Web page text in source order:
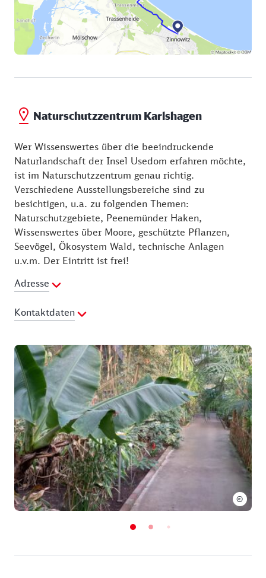
entdecken vielleicht das ein oder andere Tier und
Pflänzchen, das Ihnen sonst entgangen wäre.
Naturschutzzentrum Karlshagen
Wer Wissenswertes über die beeindruckende
Naturlandschaft der Insel Usedom erfahren möchte,
ist im Naturschutzzentrum genau richtig.
Verschiedene Ausstellungsbereiche sind zu
besichtigen, u.a. zu folgenden Themen:
Naturschutzgebiete, Peenemünder Haken,
Wissenswertes über Moore, geschützte Pflanzen,
Seevögel, Ökosystem Wald, technische Anlagen
u.v.m. Der Eintritt ist frei!
Adresse
Kontaktdaten
E-Mail Adresse:karlshagen@jordsand.de
Webseite:
https://www.karlshagen.de/usedom/sehenswertes/
©